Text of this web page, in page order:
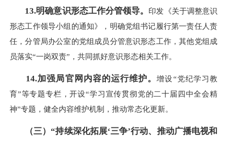
13.明确意识形态工作分管领导。 印发《关于调整意识
形态工作领导小组的通知》，明确党组书记履行第一责任人责
任，分管局办公室的党组成员分管意识形态工作，其他党组成
员落实“一岗双责”，共同抓好意识形态相关工作。
14.加强局官网内容的运行维护。增设“党纪学习教
育”等专题专栏，开设“学习宣传贯彻党的二十届四中全会精
神”专题，健全内容维护机制，推动常态化更新。
（三）“持续深化拓展‘三争’行动、推动广播电视和